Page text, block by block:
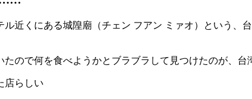
くにある城隍廟（チェン フアン ミァオ）という、
で何を食べようかとブラブラして見つけたのが、台